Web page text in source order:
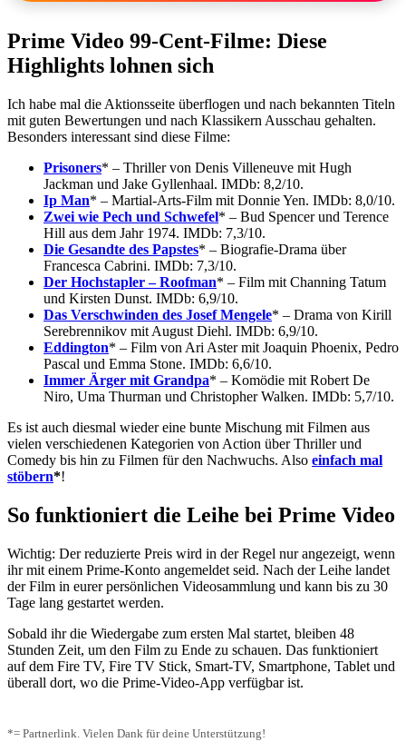
Prime Video 99-Cent-Filme: Diese
Highlights lohnen sich
Ich habe mal die Aktionsseite überflogen und nach bekannten Titeln
mit guten Bewertungen und nach Klassikern Ausschau gehalten.
Besonders interessant sind diese Filme:
Prisoners* – Thriller von Denis Villeneuve mit Hugh
Jackman und Jake Gyllenhaal. IMDb: 8,2/10.
Ip Man* – Martial-Arts-Film mit Donnie Yen. IMDb: 8,0/10.
Zwei wie Pech und Schwefel* – Bud Spencer und Terence
Hill aus dem Jahr 1974. IMDb: 7,3/10.
Die Gesandte des Papstes* – Biografie-Drama über
Francesca Cabrini. IMDb: 7,3/10.
Der Hochstapler – Roofman* – Film mit Channing Tatum
und Kirsten Dunst. IMDb: 6,9/10.
Das Verschwinden des Josef Mengele* – Drama von Kirill
Serebrennikov mit August Diehl. IMDb: 6,9/10.
Eddington* – Film von Ari Aster mit Joaquin Phoenix, Pedro
Pascal und Emma Stone. IMDb: 6,6/10.
Immer Ärger mit Grandpa* – Komödie mit Robert De
Niro, Uma Thurman und Christopher Walken. IMDb: 5,7/10.
Es ist auch diesmal wieder eine bunte Mischung mit Filmen aus
vielen verschiedenen Kategorien von Action über Thriller und
Comedy bis hin zu Filmen für den Nachwuchs. Also einfach mal
stöbern*!
So funktioniert die Leihe bei Prime Video
Wichtig: Der reduzierte Preis wird in der Regel nur angezeigt, wenn
ihr mit einem Prime-Konto angemeldet seid. Nach der Leihe landet
der Film in eurer persönlichen Videosammlung und kann bis zu 30
Tage lang gestartet werden.
Sobald ihr die Wiedergabe zum ersten Mal startet, bleiben 48
Stunden Zeit, um den Film zu Ende zu schauen. Das funktioniert
auf dem Fire TV, Fire TV Stick, Smart-TV, Smartphone, Tablet und
überall dort, wo die Prime-Video-App verfügbar ist.
*= Partnerlink. Vielen Dank für deine Unterstützung!